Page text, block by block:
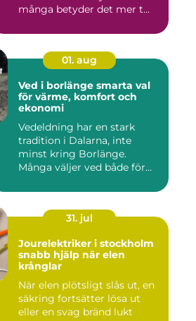
många betyder det mer t...
01. aug
Ved i borlänge smarta val
för värme, komfort och
ekonomi
Vedeldning har en stark
tradition i Dalarna, inte
minst kring Borlänge.
Många väljer ved både för
31. jul
Jourelektriker i stockholm
snabb hjälp när elen
krånglar
När elen plötsligt slås ut, en
säkring fortsätter lösa ut
eller en svag bränd lukt